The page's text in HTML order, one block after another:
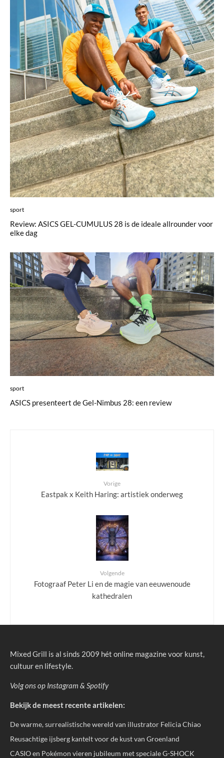
sport
Review: ASICS GEL-CUMULUS 28 is de ideale allrounder voor
elke dag
sport
ASICS presenteert de Gel-Nimbus 28: een review
Vorige
Eastpak x Keith Haring: artistiek onderweg
Volgende
Fotograaf Peter Li en de magie van eeuwenoude
kathedralen
Mixed Grill is al sinds 2009 hét online magazine voor kunst,
cultuur en lifestyle.
Volg ons op Instagram & Spotify
Bekijk de meest recente artikelen:
De warme, surrealistische wereld van illustrator Felicia Chiao
Reusachtige ijsberg kantelt voor de kust van Groenland
CASIO en Pokémon vieren jubileum met speciale G-SHOCK